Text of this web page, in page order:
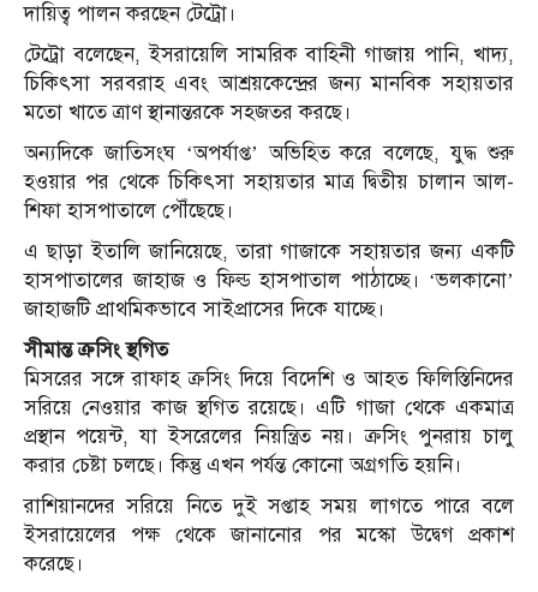
দায়িত্ব পালন করছেন টেট্রো।
টেট্রো বলেছেন, ইসরায়েলি সামরিক বাহিনী গাজায় পানি, খাদ্য,
চিকিৎসা সরবরাহ এবং আশ্রয়কেন্দ্রের জন্য মানবিক সহায়তার
মতো খাতে ত্রাণ স্থানান্তরকে সহজতর করছে।
অন্যদিকে জাতিসংঘ ‘অপর্যাপ্ত’ অভিহিত করে বলেছে, যুদ্ধ শুরু
হওয়ার পর থেকে চিকিৎসা সহায়তার মাত্র দ্বিতীয় চালান আল-
শিফা হাসপাতালে পৌঁছেছে।
এ ছাড়া ইতালি জানিয়েছে, তারা গাজাকে সহায়তার জন্য একটি
হাসপাতালের জাহাজ ও ফিল্ড হাসপাতাল পাঠাচ্ছে। ‘ভলকানো’
জাহাজটি প্রাথমিকভাবে সাইপ্রাসের দিকে যাচ্ছে।
সীমান্ত ক্রসিং স্থগিত
মিসরের সঙ্গে রাফাহ ক্রসিং দিয়ে বিদেশি ও আহত ফিলিস্তিনিদের
সরিয়ে নেওয়ার কাজ স্থগিত রয়েছে। এটি গাজা থেকে একমাত্র
প্রস্থান পয়েন্ট, যা ইসরেলের নিয়ন্ত্রিত নয়। ক্রসিং পুনরায় চালু
করার চেষ্টা চলছে। কিন্তু এখন পর্যন্ত কোনো অগ্রগতি হয়নি।
রাশিয়ানদের সরিয়ে নিতে দুই সপ্তাহ সময় লাগতে পারে বলে
ইসরায়েলের পক্ষ থেকে জানানোর পর মস্কো উদ্বেগ প্রকাশ
করেছে।